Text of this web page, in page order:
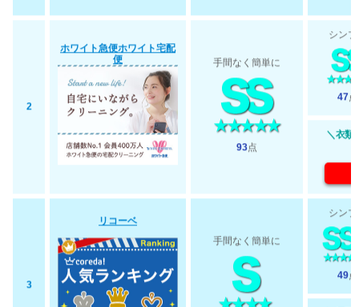
2
ホワイト急便ホワイト宅配
便
手間なく簡単に
93点
シン
47点
＼衣類
3
リコーベ
手間なく簡単に
シン
49点